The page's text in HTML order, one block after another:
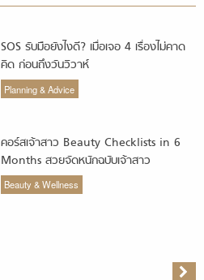
SOS รับมือยังไงดี? เมื่อเจอ 4 เรื่องไม่คาด
คิด ก่อนถึงวันวิวาห์
Planning & Advice
คอร์สเจ้าสาว Beauty Checklists in 6
Months สวยจัดหนักฉบับเจ้าสาว
Beauty & Wellness